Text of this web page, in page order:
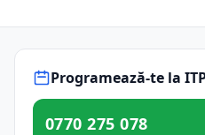
Programează-te la
0770 275 078